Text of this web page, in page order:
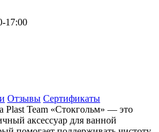
17:00
Отзывы Сертификаты
Plast Team «Стокгольм» — это
аксессуар для ванной